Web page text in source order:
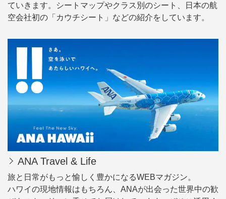
ていきます。シートマップやクラス別のシート、日本の航
空会社初の「カウチシート」などの紹介をしています。
ANA Travel & Life
旅と日常がもっと愉しく豊かになるWEBマガジン。
ハワイの現地情報はもちろん、ANAが出会った世界中の歓